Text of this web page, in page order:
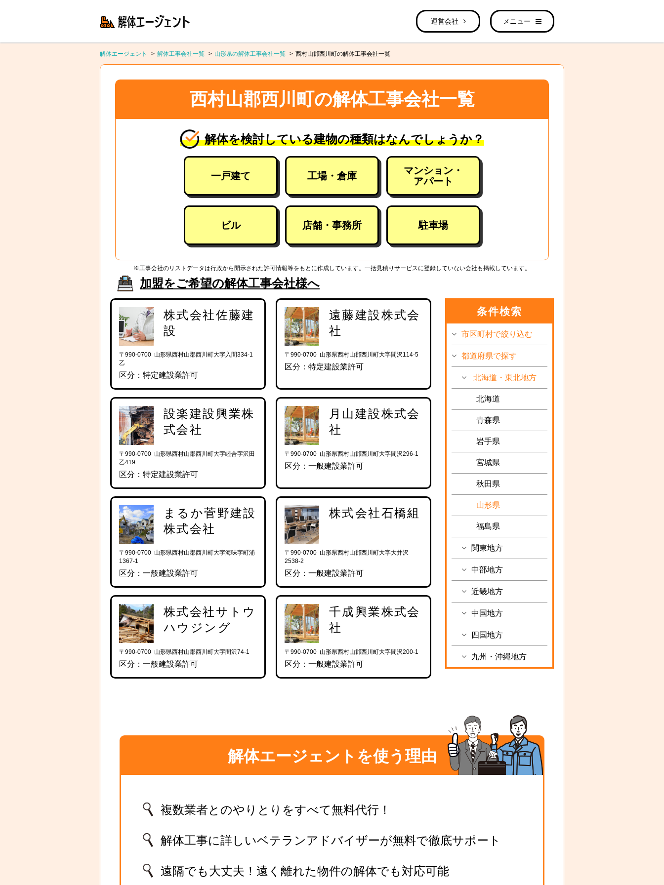
運営会社 メニュー
解体エージェント 解体工事会社一覧 山形県の解体工事会社一覧 西村山郡西川町の解体工事会社一覧
西村山郡西川町の解体工事会社一覧
解体を検討している建物の種類はなんでしょうか？
一戸建て 工場・倉庫
マンション・
アパート
ビル 店舗・事務所 駐車場
※工事会社のリストデータは行政から開示された許可情報等をもとに作成しています。一括見積りサービスに登録していない会社も掲載しています。
加盟をご希望の解体工事会社様へ
条件検索
市区町村で絞り込む
都道府県で探す
北海道・東北地方
北海道
青森県
岩手県
宮城県
秋田県
山形県
福島県
関東地方
中部地方
近畿地方
中国地方
四国地方
九州・沖縄地方
株式会社佐藤建
設
〒990-0700 山形県西村山郡西川町大字入間334-1
乙
区分：特定建設業許可
遠藤建設株式会
社
〒990-0700 山形県西村山郡西川町大字間沢114-5
区分：特定建設業許可
設楽建設興業株
式会社
〒990-0700 山形県西村山郡西川町大字睦合字沢田
乙419
区分：特定建設業許可
月山建設株式会
社
〒990-0700 山形県西村山郡西川町大字間沢296-1
区分：一般建設業許可
まるか菅野建設
株式会社
〒990-0700 山形県西村山郡西川町大字海味字町浦
1367-1
区分：一般建設業許可
株式会社石橋組
〒990-0700 山形県西村山郡西川町大字大井沢
2538-2
区分：一般建設業許可
株式会社サトウ
ハウジング
〒990-0700 山形県西村山郡西川町大字間沢74-1
区分：一般建設業許可
千成興業株式会
社
〒990-0700 山形県西村山郡西川町大字間沢200-1
区分：一般建設業許可
解体エージェントを使う理由
複数業者とのやりとりをすべて無料代行！
解体工事に詳しいベテランアドバイザーが無料で徹底サポート
遠隔でも大丈夫！遠く離れた物件の解体でも対応可能